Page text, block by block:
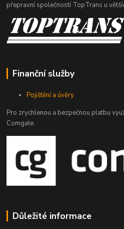
přepravní společností TopTrans u
Finanční služby
Pojištění a úvěry
Pro zrychlenou a bezpečnou platbu
Comgate.
Důležité informace